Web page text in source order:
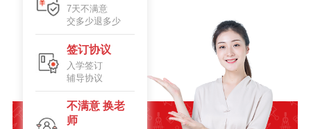
7天不满意
交多少退多少
签订协议
入学签订
辅导协议
不满意 换老
师